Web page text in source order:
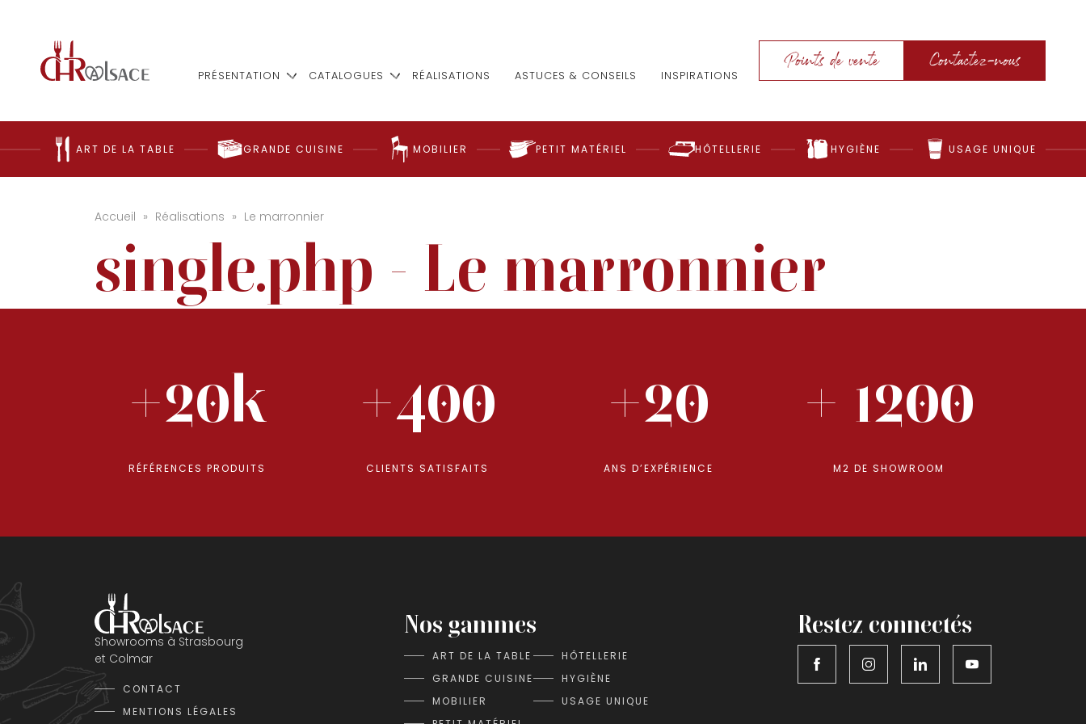
PRÉSENTATION CATALOGUES RÉALISATIONS ASTUCES & CONSEILS INSPIRATIONS
Points de vente Contactez-nous
ART DE LA TABLE GRANDE CUISINE MOBILIER PETIT MATÉRIEL HÔTELLERIE HYGIÈNE USAGE UNIQUE
Accueil » Réalisations » Le marronnier
single.php - Le marronnier
+20k
RÉFÉRENCES PRODUITS
+400
CLIENTS SATISFAITS
+20
ANS D’EXPÉRIENCE
+ 1200
M2 DE SHOWROOM
Showrooms à Strasbourg
et Colmar
CONTACT
MENTIONS LÉGALES
Nos gammes
ART DE LA TABLE
GRANDE CUISINE
MOBILIER
HÔTELLERIE
HYGIÈNE
USAGE UNIQUE
Restez connectés